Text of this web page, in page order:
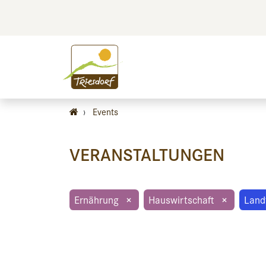
› Events
VERANSTALTUNGEN
Ernährung × Hauswirtschaft ×